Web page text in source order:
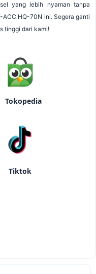
yang lebih nyaman tanpa
HQ-70N ini. Segera ganti
tinggi dari kami!
Tokopedia
Tiktok